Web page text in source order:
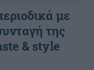
με
της
& style